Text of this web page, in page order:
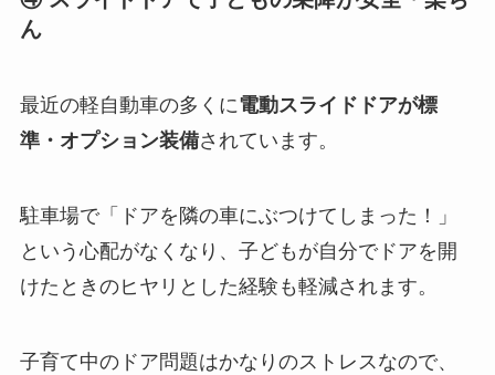
ん
最近の軽自動車の多くに電動スライドドアが標
準・オプション装備されています。
駐車場で「ドアを隣の車にぶつけてしまった！」
という心配がなくなり、子どもが自分でドアを開
けたときのヒヤリとした経験も軽減されます。
子育て中のドア問題はかなりのストレスなので、